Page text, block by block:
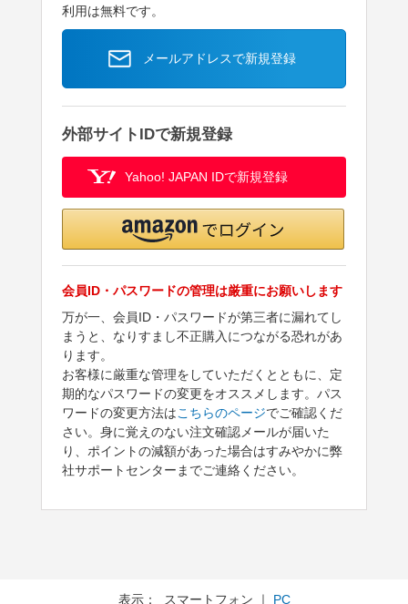
利用は無料です。
メールアドレスで新規登録
外部サイトIDで新規登録
Yahoo! JAPAN IDで新規登録
会員ID・パスワードの管理は厳重にお願いします
万が一、会員ID・パスワードが第三者に漏れてし
まうと、なりすまし不正購入につながる恐れがあ
ります。
お客様に厳重な管理をしていただくとともに、定
期的なパスワードの変更をオススメします。パス
ワードの変更方法はこちらのページでご確認くだ
さい。身に覚えのない注文確認メールが届いた
り、ポイントの減額があった場合はすみやかに弊
社サポートセンターまでご連絡ください。
表示： スマートフォン ｜ PC